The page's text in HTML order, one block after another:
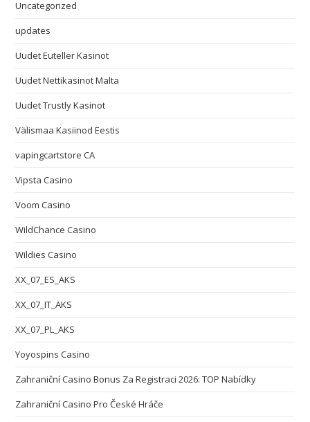
Uncategorized
updates
Uudet Euteller Kasinot
Uudet Nettikasinot Malta
Uudet Trustly Kasinot
Välismaa Kasiinod Eestis
vapingcartstore CA
Vipsta Casino
Voom Casino
WildChance Casino
Wildies Casino
XX_07_ES_AKS
XX_07_IT_AKS
XX_07_PL_AKS
Yoyospins Casino
Zahraniční Casino Bonus Za Registraci 2026: TOP Nabídky
Zahraniční Casino Pro České Hráče